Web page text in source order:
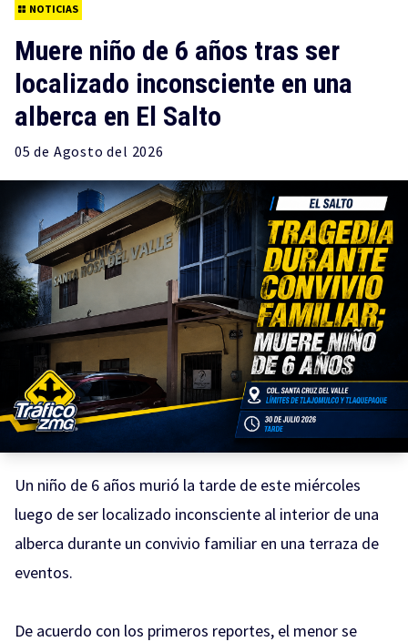
NOTICIAS
Muere niño de 6 años tras ser
localizado inconsciente en una
alberca en El Salto
05 de Agosto del 2026
Un niño de 6 años murió la tarde de este miércoles
luego de ser localizado inconsciente al interior de una
alberca durante un convivio familiar en una terraza de
eventos.
De acuerdo con los primeros reportes, el menor se